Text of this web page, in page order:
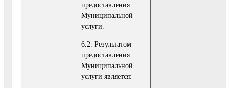
предоставления
Муниципальной
услуги.
6.2. Результатом
предоставления
Муниципальной
услуги является: